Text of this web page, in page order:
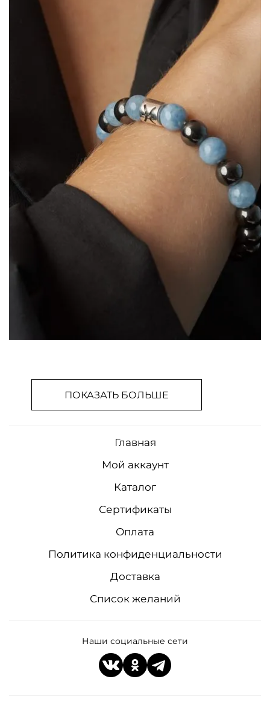
ПОКАЗАТЬ БОЛЬШЕ
Главная
Мой аккаунт
Каталог
Сертификаты
Оплата
Политика конфиденциальности
Доставка
Список желаний
Наши социальные сети